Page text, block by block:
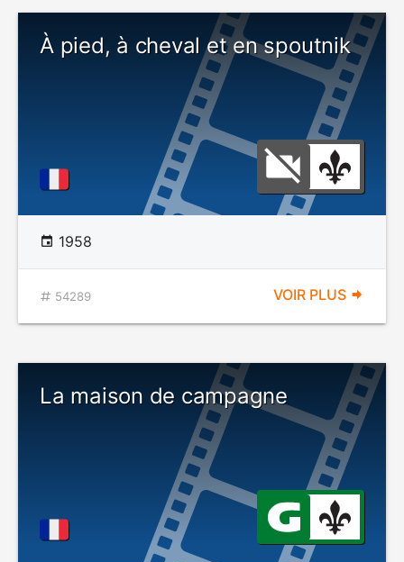
À pied, à cheval et en spoutnik
1958
54289 VOIR PLUS
La maison de campagne